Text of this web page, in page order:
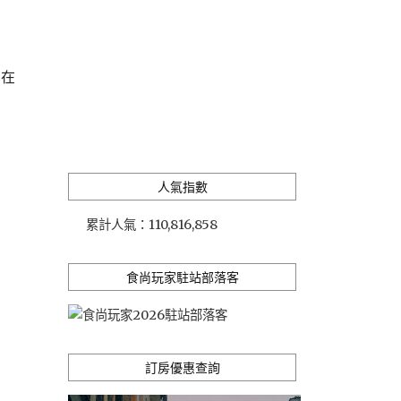
人氣指數
累計人氣： 110,816,858
食尚玩家駐站部落客
訂房優惠查詢